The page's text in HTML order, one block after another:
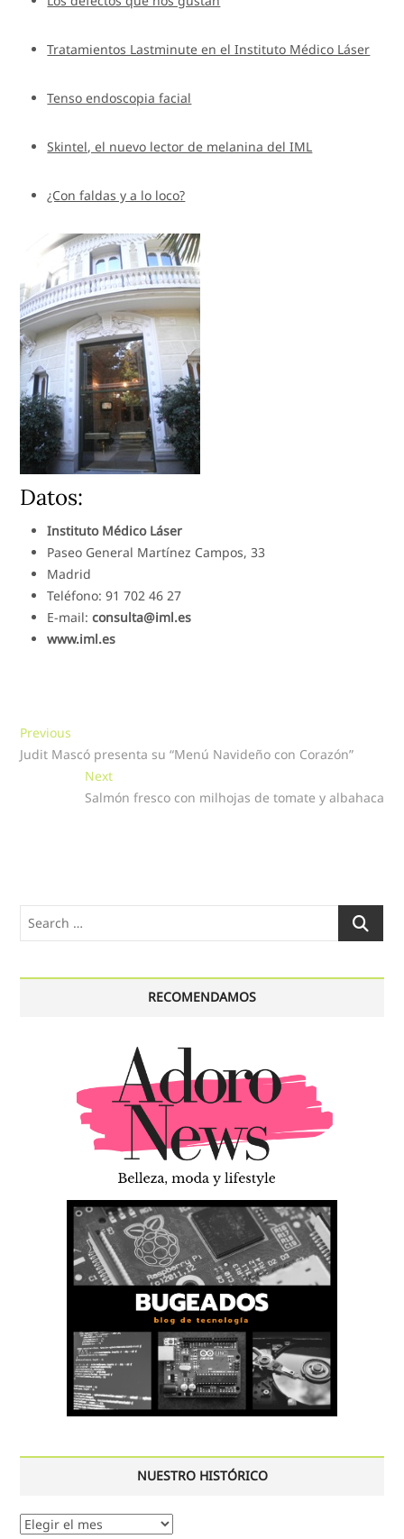
Tratamientos Lastminute en el Instituto Médico Láser
Tenso endoscopia facial
Skintel, el nuevo lector de melanina del IML
¿Con faldas y a lo loco?
Datos:
Instituto Médico Láser
Paseo General Martínez Campos, 33
Madrid
Teléfono: 91 702 46 27
E-mail:consulta@iml.es
www.iml.es
Navegación
de
entradas
Previous
post:
Judit Mascó presenta su “Menú Navideño con Corazón”
NextNext
post:
Salmón fresco con milhojas de tomate y albahaca
Search
RECOMENDAMOS
NUESTRO HISTÓRICO
Nuestro